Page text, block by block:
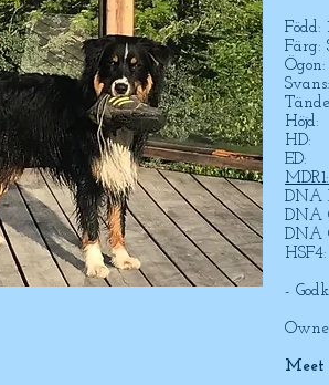
Född:
Färg:
Höjd:
HD:
ED:
DNA
DNA
DNA
-